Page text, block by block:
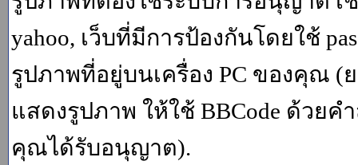
yahoo, เว็บที่มีการป้องกันโดยใช้
รูปภาพที่อยู่บนเครื่อง PC ของคุณ (
แสดงรูปภาพ ให้ใช้ BBCode ด้วย
คุณได้รับอนุญาต).